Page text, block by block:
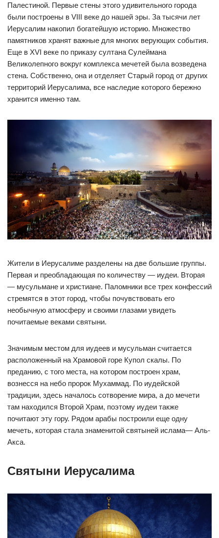
Палестиной. Первые стены этого удивительного города
были построены в VIII веке до нашей эры. За тысячи лет
Иерусалим накопил богатейшую историю. Множество
памятников хранят важные для многих верующих события.
Еще в XVI веке по приказу султана Сулеймана
Великолепного вокруг комплекса мечетей была возведена
стена. Собственно, она и отделяет Старый город от других
территорий Иерусалима, все наследие которого бережно
хранится именно там.
Жители в Иерусалиме разделены на две большие группы.
Первая и преобладающая по количеству — иудеи. Вторая
— мусульмане и христиане. Паломники все трех конфессий
стремятся в этот город, чтобы почувствовать его
необычную атмосферу и своими глазами увидеть
почитаемые веками святыни.
Значимым местом для иудеев и мусульман считается
расположенный на Храмовой горе Купол скалы. По
преданию, с того места, на котором построен храм,
вознесся на небо пророк Мухаммад. По иудейской
традиции, здесь началось сотворение мира, а до мечети
там находился Второй Храм, поэтому иудеи также
почитают эту гору. Рядом арабы построили еще одну
мечеть, которая стала знаменитой святыней ислама— Аль-
Акса.
Святыни Иерусалима